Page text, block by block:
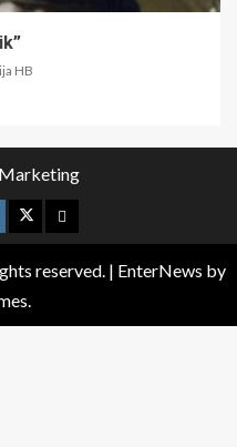
HB
Marketing
reserved. | EnterNews by